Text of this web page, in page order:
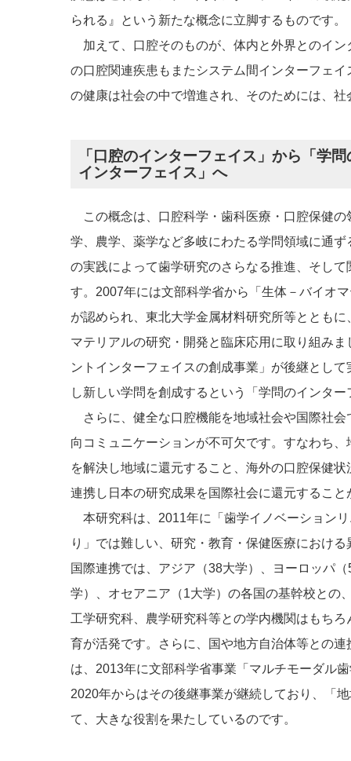
られる』という新たな概念に立脚するものです。
加えて、口腔そのものが、体内と外界とのイ
の口腔関連疾患もまたシステム間インターフェ
の健康は社会の中で増進され、そのためには、
「口腔のインターフェイス」から「学
インターフェイス」へ
この概念は、口腔科学・歯科医療・口腔保健
学、農学、薬学など多岐にわたる学問領域に通
の実践によって歯学研究のさらなる推進、そし
す。2007年には文部科学省から「生体－バイオ
が認められ、東北大学金属材料研究所等ととも
マテリアルの研究・開発と臨床応用に取り組み
ントインターフェイスの創成事業」が後継とし
し新しい学問を創成するという「学問のインタ
さらに、健全な口腔機能を地域社会や国際社
向コミュニケーションが不可欠です。すなわち
を解決し地域に還元すること、海外の口腔保健
連携し日本の研究成果を国際社会に還元すること
本研究科は、2011年に「歯学イノベーション
り」では難しい、研究・教育・保健医療におけ
国際連携では、アジア（38大学）、ヨーロッパ
学）、オセアニア（1大学）の各国の基幹校との
工学研究科、農学研究科等との学内機関はもち
育が活発です。さらに、国や地方自治体等との
は、2013年に文部科学省事業「マルチモーダル
2020年からはその後継事業が継続しており、「
て、大きな役割を果たしているのです。